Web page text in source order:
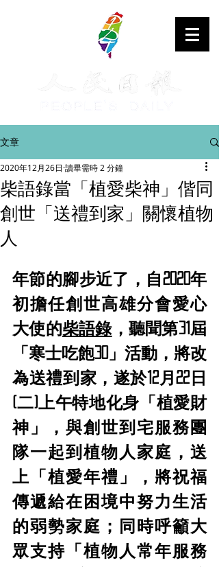
文章
柴語錄當「植愛柴神」偕同
創世「送禮到家」關懷植物
人
2020年12月26日 讀畢需時 2 分鐘
年節的腳步近了，自2020年
初擔任創世高雄分會愛心
大使的柴語錄，聽聞第31屆
「寒士吃飽30」活動，將改
為送禮到家，遂於12月22日
(二)上午特地化身「植愛財
神」，與創世到宅服務團
隊一起到植物人家庭，送
上「植愛年禮」，將祝福
傳遞給在困境中努力生活
的弱勢家庭；同時呼籲大
眾支持「植物人常年服務